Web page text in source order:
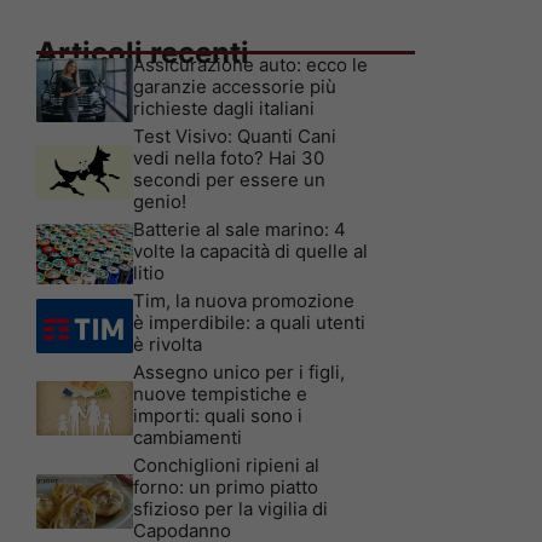
Articoli recenti
Assicurazione auto: ecco le
garanzie accessorie più
richieste dagli italiani
Test Visivo: Quanti Cani
vedi nella foto? Hai 30
secondi per essere un
genio!
Batterie al sale marino: 4
volte la capacità di quelle al
litio
Tim, la nuova promozione
è imperdibile: a quali utenti
è rivolta
Assegno unico per i figli,
nuove tempistiche e
importi: quali sono i
cambiamenti
Conchiglioni ripieni al
forno: un primo piatto
sfizioso per la vigilia di
Capodanno